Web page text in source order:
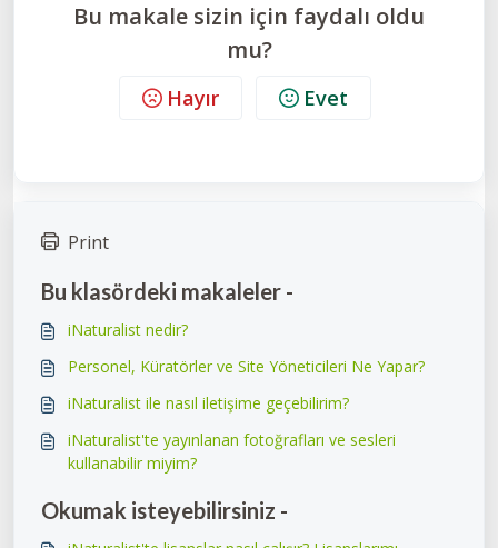
Bu makale sizin için faydalı oldu
mu?
Hayır Evet
Print
Bu klasördeki makaleler -
iNaturalist nedir?
Personel, Küratörler ve Site Yöneticileri Ne Yapar?
iNaturalist ile nasıl iletişime geçebilirim?
iNaturalist'te yayınlanan fotoğrafları ve sesleri
kullanabilir miyim?
Okumak isteyebilirsiniz -